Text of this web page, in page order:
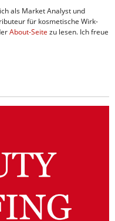
als Market Analyst und
für kosmetische Wirk-
About-Seite zu lesen. Ich freue